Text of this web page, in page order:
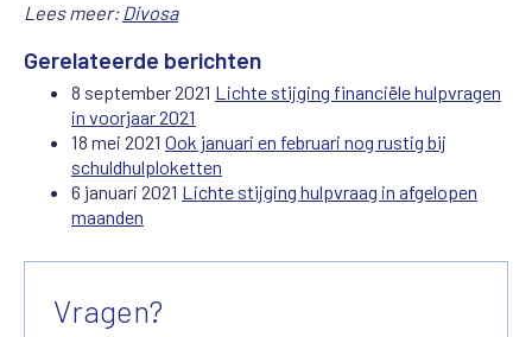
Lees meer: Divosa
Gerelateerde berichten
8 september 2021 Lichte stijging financiële hulpvragen
in voorjaar 2021
18 mei 2021 Ook januari en februari nog rustig bij
schuldhulploketten
6 januari 2021 Lichte stijging hulpvraag in afgelopen
maanden
Vragen?